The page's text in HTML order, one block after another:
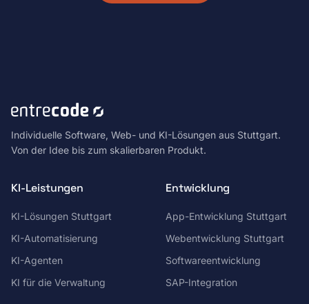
Individuelle Software, Web- und KI-Lösungen aus Stuttgart.
Von der Idee bis zum skalierbaren Produkt.
KI-Leistungen
KI-Lösungen Stuttgart
KI-Automatisierung
KI-Agenten
KI für die Verwaltung
Entwicklung
App-Entwicklung Stuttgart
Webentwicklung Stuttgart
Softwareentwicklung
SAP-Integration